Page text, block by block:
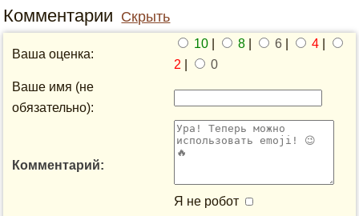
Комментарии Скрыть
Ваша оценка:
10 8 6 4
2
0
Ваше имя (не
обязательно):
Комментарий:
Я не робот